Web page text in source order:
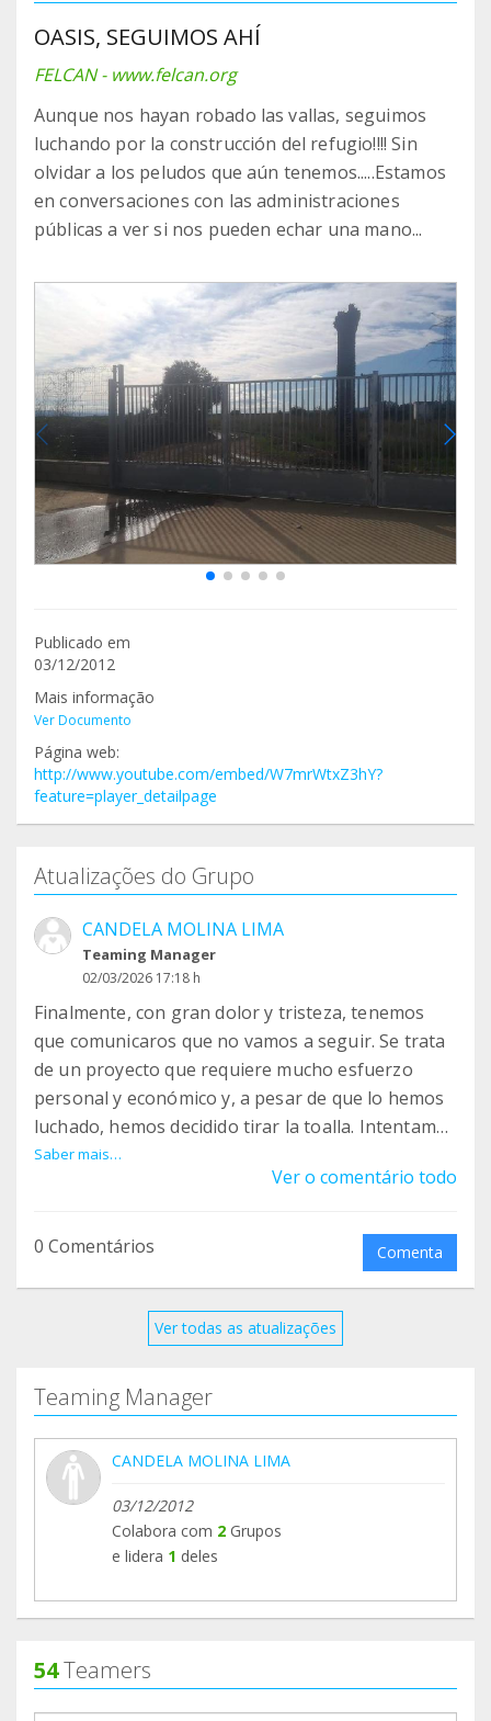
OASIS, SEGUIMOS AHÍ
FELCAN - www.felcan.org
Aunque nos hayan robado las vallas, seguimos
luchando por la construcción del refugio!!!! Sin
olvidar a los peludos que aún tenemos.....Estamos
en conversaciones con las administraciones
públicas a ver si nos pueden echar una mano...
Publicado em
03/12/2012
Mais informação
Ver Documento
Página web:
http://www.youtube.com/embed/W7mrWtxZ3hY?
feature=player_detailpage
Atualizações do Grupo
CANDELA MOLINA LIMA
Teaming Manager
02/03/2026 17:18 h
Finalmente, con gran dolor y tristeza, tenemos
que comunicaros que no vamos a seguir. Se trata
de un proyecto que requiere mucho esfuerzo
personal y económico y, a pesar de que lo hemos
luchado, hemos decidido tirar la toalla. Intentamos
donarlo a otras protectoras pero tampoco
pueden. El dinero recaudado será donado a otras
Saber mais…
Ver o comentário todo
0 Comentários Comenta
Ver todas as atualizações
Teaming Manager
CANDELA MOLINA LIMA
03/12/2012
Colabora com 2 Grupos
e lidera 1 deles
54Teamers